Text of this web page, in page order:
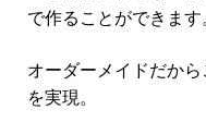
で作ることができます
オーダーメイドだから
を実現。